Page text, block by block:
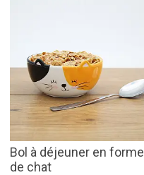
Bol à déjeuner en forme
de chat